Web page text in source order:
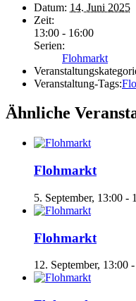
Datum: 14. Juni 2025
Zeit:
13:00 - 16:00
Serien:
Flohmarkt
Veranstaltung-Tags:
Ähnliche
Flohmarkt
5. September, 13:00 -
Flohmarkt
12. September, 13:00 -